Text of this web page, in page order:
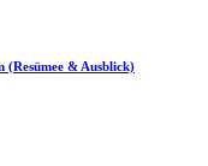
(Resümee & Ausblick)